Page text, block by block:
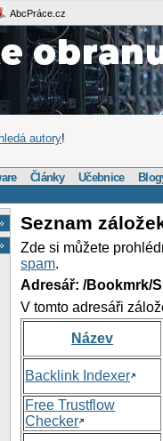
AbcPráce.cz
hledá autory!
Články Učebnice
Seznam
Zde si můžete
spam.
Adresář: /Bookmrk/
V tomto adresáři
Název
Backlink Indexer
Free Trustflow
Checker